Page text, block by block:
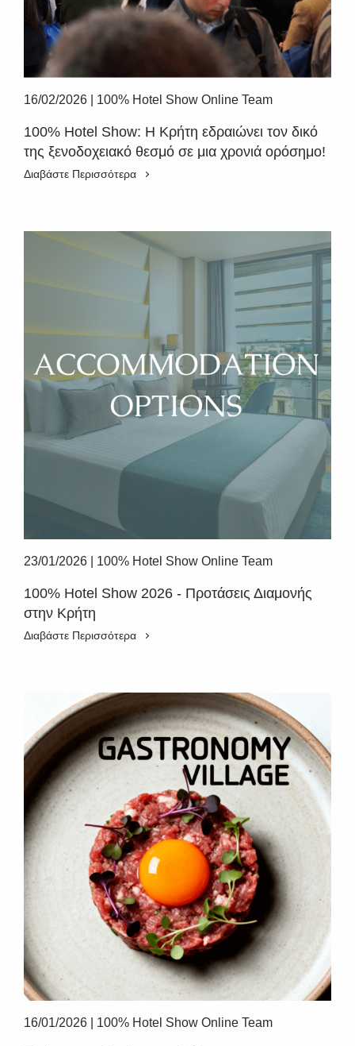
16/02/2026 100% Hotel Show Online Team
100% Hotel Show: Η Κρήτη εδραιώνει τον δικό
της ξενοδοχειακό θεσμό σε μια χρονιά ορόσημο!
Διαβάστε Περισσότερα
23/01/2026 100% Hotel Show Online Team
100% Hotel Show 2026 - Προτάσεις Διαμονής
στην Κρήτη
Διαβάστε Περισσότερα
16/01/2026 100% Hotel Show Online Team